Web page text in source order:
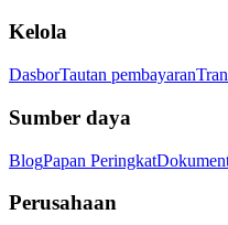
Kelola
DasborTautan pembayaran
Sumber daya
BlogPapan Peringkat
Perusahaan